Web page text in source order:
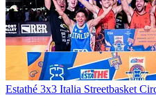
Estathé 3x3 Italia Streetbasket